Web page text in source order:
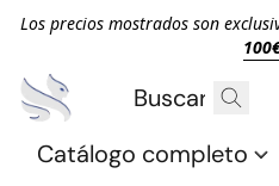
Los precios mostrados son
Catálogo completo